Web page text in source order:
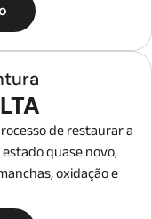
de restaurar a
quase novo,
oxidação e